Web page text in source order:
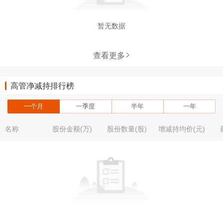
暂无数据
查看更多
高管净减持排行榜
一个月 一季度 半年 一年
名称 股份金额(万) 股份数量(股) 增减持均价(元)